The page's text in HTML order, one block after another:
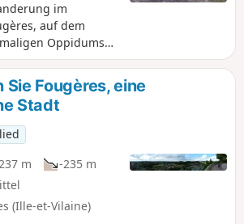
im
auf dem
Oppidums
aus der
Fougères, eine
Stadt
m
-235 m
(Ille-et-Vilaine)